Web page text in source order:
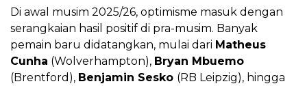
Di awal musim 2025/26, optimisme masuk dengan
serangkaian hasil positif di pra-musim. Banyak
pemain baru didatangkan, mulai dari Matheus
Cunha (Wolverhampton), Bryan Mbuemo
(Brentford), Benjamin Sesko (RB Leipzig), hingga